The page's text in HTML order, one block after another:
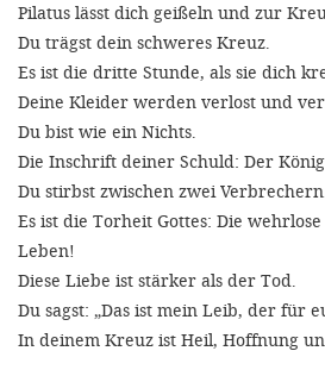
Pilatus lässt dich geißeln und zur
Du trägst dein schweres Kreuz.
Es ist die dritte Stunde, als sie dich
Deine Kleider werden verlost und
Du bist wie ein Nichts.
Die Inschrift deiner Schuld: Der
Du stirbst zwischen zwei
Es ist die Torheit Gottes: Die
Leben!
Diese Liebe ist stärker als der Tod.
Du sagst: „Das ist mein Leib, der für
In deinem Kreuz ist Heil, Hoffnung